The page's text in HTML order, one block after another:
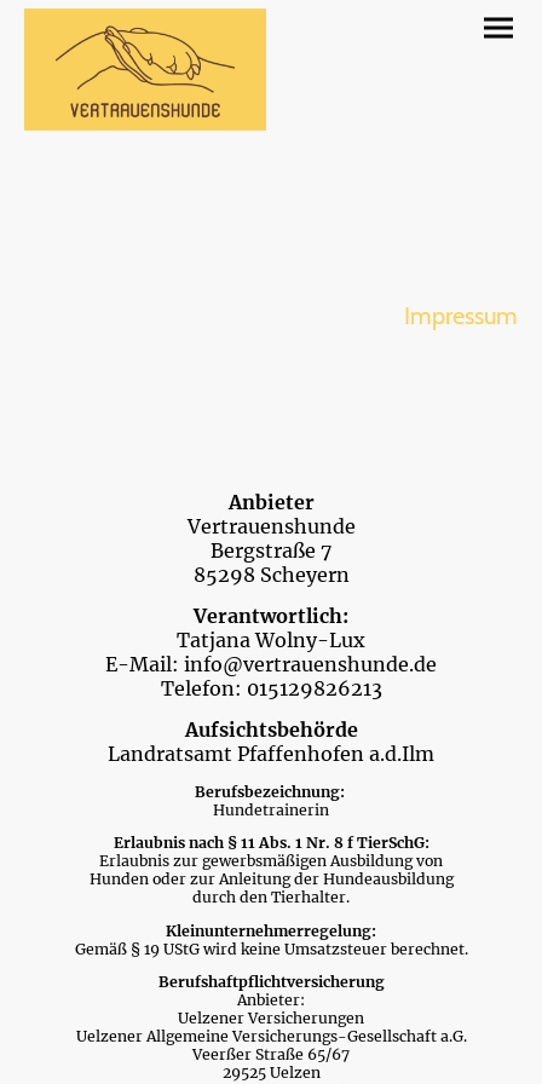
Impressum
Anbieter
Vertrauenshunde
Bergstraße 7
85298 Scheyern
Verantwortlich:
Tatjana Wolny-Lux
E-Mail: info@vertrauenshunde.de
Telefon: 015129826213
Aufsichtsbehörde
Landratsamt Pfaffenhofen a.d.Ilm
Berufsbezeichnung:
Hundetrainerin
Erlaubnis nach § 11 Abs. 1 Nr. 8 f TierSchG:
Erlaubnis zur gewerbsmäßigen Ausbildung von
Hunden oder zur Anleitung der Hundeausbildung
durch den Tierhalter.
Kleinunternehmerregelung:
Gemäß § 19 UStG wird keine Umsatzsteuer berechnet.
Berufshaftpflichtversicherung
Anbieter:
Uelzener Versicherungen
Uelzener Allgemeine Versicherungs-Gesellschaft a.G.
Veerßer Straße 65/67
29525 Uelzen